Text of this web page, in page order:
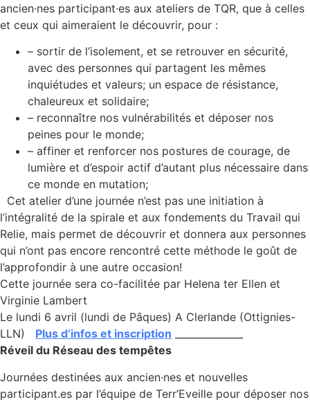
ancien·nes participant·es aux ateliers de TQR, que à celles
et ceux qui aimeraient le découvrir, pour :
– sortir de l’isolement, et se retrouver en sécurité,
avec des personnes qui partagent les mêmes
inquiétudes et valeurs; un espace de résistance,
chaleureux et solidaire;
– reconnaître nos vulnérabilités et déposer nos
peines pour le monde;
– affiner et renforcer nos postures de courage, de
lumière et d’espoir actif d’autant plus nécessaire dans
ce monde en mutation;
Cet atelier d’une journée n’est pas une initiation à
l’intégralité de la spirale et aux fondements du Travail qui
Relie, mais permet de découvrir et donnera aux personnes
qui n’ont pas encore rencontré cette méthode le goût de
l’approfondir à une autre occasion!
Cette journée sera co-facilitée par Helena ter Ellen et
Virginie Lambert
Le lundi 6 avril (lundi de Pâques) A Clerlande (Ottignies-
LLN) Plus d’infos et inscription
Réveil du Réseau des tempêtes
Journées destinées aux ancien·nes et nouvelles
participant.es par l’équipe de Terr’Eveille pour déposer nos